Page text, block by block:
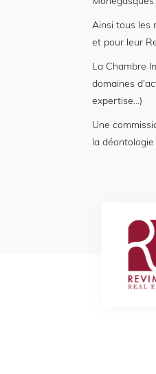
Ainsi tous les
et pour leur
La Chambre
domaines
expertise...)
Une
la